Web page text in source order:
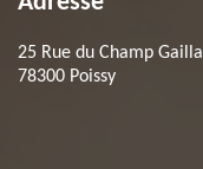
25 Rue du Champ
78300 Poissy